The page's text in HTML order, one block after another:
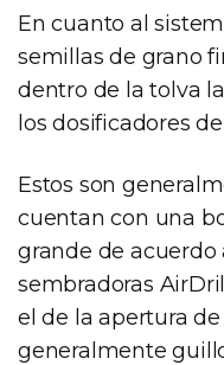
En cuanto al
semillas de grano
dentro de la tolva
los dosificadores
Estos son
cuentan con una
grande de acuerdo
sembradoras
el de la apertura
generalmente